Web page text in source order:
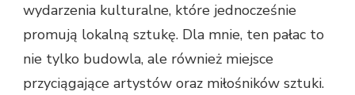
wydarzenia kulturalne, które jednocześnie
promują lokalną sztukę. Dla mnie, ten pałac to
nie tylko budowla, ale również miejsce
przyciągające artystów oraz miłośników sztuki.